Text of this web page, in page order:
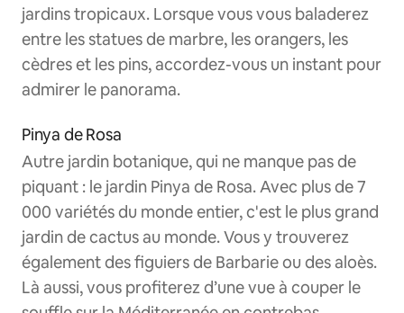
jardins tropicaux. Lorsque vous vous baladerez
entre les statues de marbre, les orangers, les
cèdres et les pins, accordez-vous un instant pour
admirer le panorama.
Pinya de Rosa
Autre jardin botanique, qui ne manque pas de
piquant : le jardin Pinya de Rosa. Avec plus de 7
000 variétés du monde entier, c'est le plus grand
jardin de cactus au monde. Vous y trouverez
également des figuiers de Barbarie ou des aloès.
Là aussi, vous profiterez d’une vue à couper le